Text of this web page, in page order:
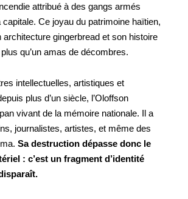
attribué à des gangs armés
capitale. Ce joyau du patrimoine haïtien,
architecture gingerbread et son histoire
qu’un amas de décombres.
intellectuelles, artistiques et
plus d’un siècle, l’Oloffson
vivant de la mémoire nationale. Il a
journalistes, artistes, et même des
Sa destruction dépasse donc le
: c’est un fragment d’identité